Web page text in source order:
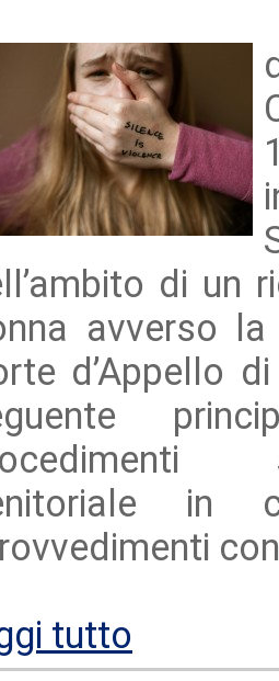
di un
avverso
d’Appello
in
tutto